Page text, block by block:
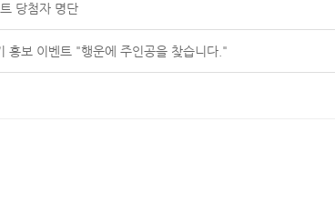
당첨자 명단
홍보 이벤트 "행운에 주인공을 찾습니다."